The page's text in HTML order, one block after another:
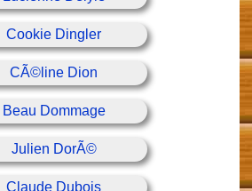
Cookie Dingler
CÃ©line Dion
Beau Dommage
Julien DorÃ©
Claude Dubois